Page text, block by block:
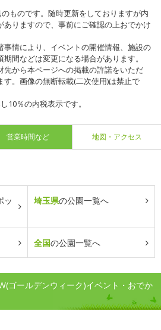
ものです。随時更新をしておりますが内
りますので、事前にご確認の上おでかけ
情により、イベントの開催情報、施設の
間などは変更になる場合があります。
から本ページへの掲載の許諾をいただ
す。画像の無断転載(二次使用)は禁止で
10％の内税表示です。
営業時間など 地図・アクセス
ッ
埼玉県の公園一覧へ
全国の公園一覧へ
ゴールデンウィーク)イベント・おでか